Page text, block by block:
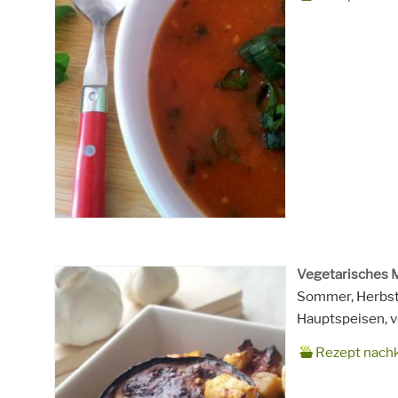
Vegetarisches
90 Minuten
Rezept
für
4
Saison
Sommer,
Schlagworte
Hauptspeisen,
Rezept